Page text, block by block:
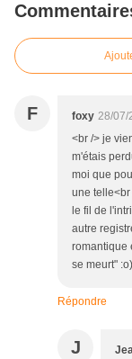
F foxy 28/07/
<br /> je
m'étais
moi que
une
le fil de
autre
romantique
se meurt"
Répondre
J